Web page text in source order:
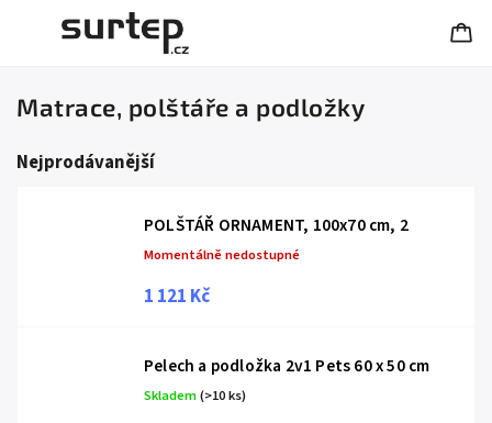
Matrace, polštáře a podložky
Nejprodávanější
POLŠTÁŘ ORNAMENT, 100x70 cm, 2
Momentálně nedostupné
1 121 Kč
Pelech a podložka 2v1 Pets 60 x 50 cm
Skladem(>10 ks)